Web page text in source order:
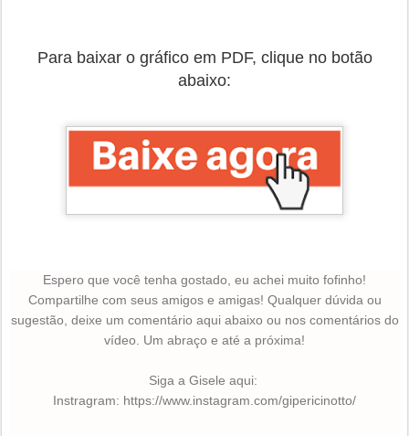
Para baixar o gráfico em PDF, clique no botão
abaixo:
Espero que você tenha gostado, eu achei muito fofinho!
Compartilhe com seus amigos e amigas! Qualquer dúvida ou
sugestão, deixe um comentário aqui abaixo ou nos comentários do
vídeo. Um abraço e até a próxima!
Siga a Gisele aqui:
Instragram: https://www.instagram.com/gipericinotto/